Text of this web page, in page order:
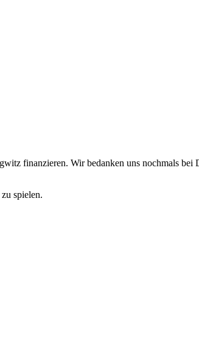
finanzieren. Wir bedanken uns nochmals bei
spielen.